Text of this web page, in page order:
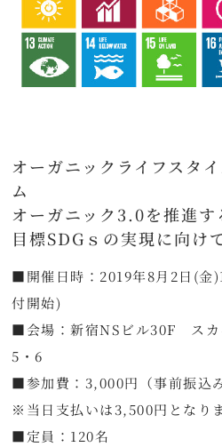
オーガニックライフスタ
ム
オーガニック3.0を推進
目標SDGｓの実現に向け
■開催日時：2019年8月2日(金
付開始)
■会場：新宿NSビル30F スカ
5・6
■参加費：3,000円（事前振込み
※当日支払いは3,500円となりま
■定員：120名